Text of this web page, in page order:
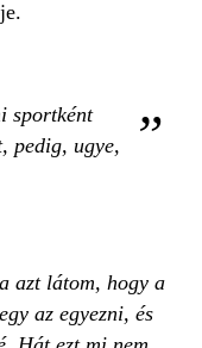
sportként
pedig, ugye,
azt látom, hogy a
az egyezni, és